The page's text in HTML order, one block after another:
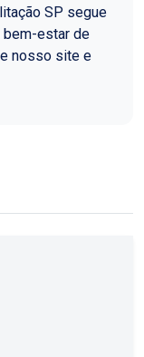
SP segue
estar de
nosso site e